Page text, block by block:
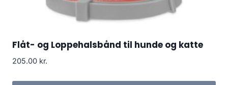
Flåt- og Loppehalsbånd til hunde og katte
205.00 kr.